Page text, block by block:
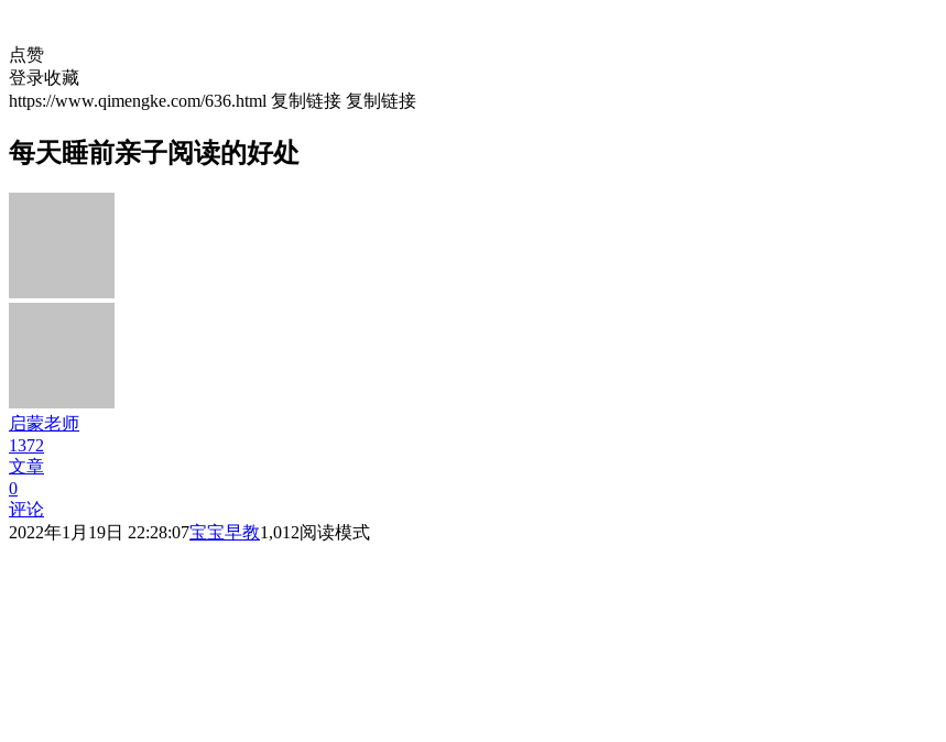
点赞
登录收藏
https://www.qimengke.com/636.html 复制链接 复制链接
每天睡前亲子阅读的好处
启蒙老师
1372
文章
0
评论
2022年1月19日 22:28:07宝宝早教1,012阅读模式